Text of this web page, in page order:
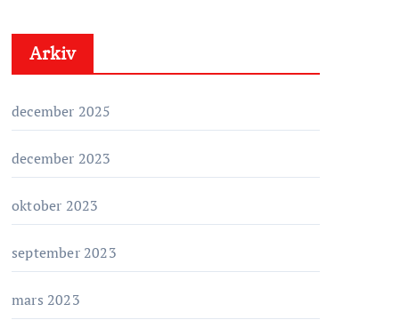
o
i
e
r
Arkiv
december 2025
december 2023
oktober 2023
september 2023
mars 2023